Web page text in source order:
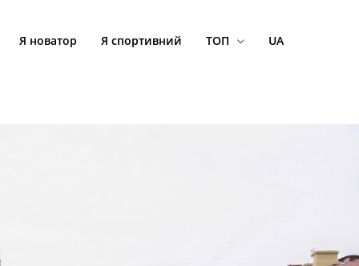
Я новатор Я спортивний ТОП UA